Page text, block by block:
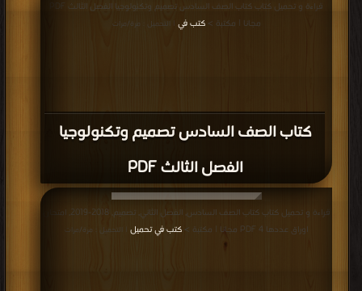
كتاب الصف السادس تصميم وتكنولوجيا
الفصل الثالث PDF
مجانا | مكتبة >كتب في | التحميل : مرة/مرات
قراءة و تحميل كتاب كتاب الصف السادس, الفصل الثاني, تصميم, 2018-2019, امتحان
اوراق عددها 4 PDF مجانا | مكتبة >
كتب في تحميل | التحميل : مرة/مرات